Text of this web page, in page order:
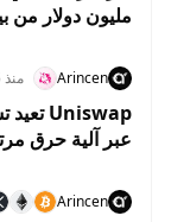
مليون دولار من
Arincen منذ 5 ساعات
عبر آلية حرق
Arincen